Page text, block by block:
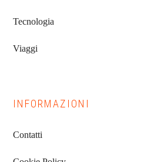
Tecnologia
Viaggi
INFORMAZIONI
Contatti